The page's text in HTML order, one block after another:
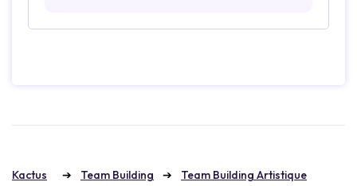
Kactus Team Building
Team Building Artistique